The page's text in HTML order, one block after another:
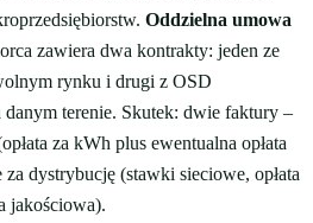
Oddzielna umowa
zawiera dwa kontrakty: jeden ze
rynku i drugi z OSD
terenie. Skutek: dwie faktury –
za kWh plus ewentualna opłata
dystrybucję (stawki sieciowe, opłata
jakościowa).